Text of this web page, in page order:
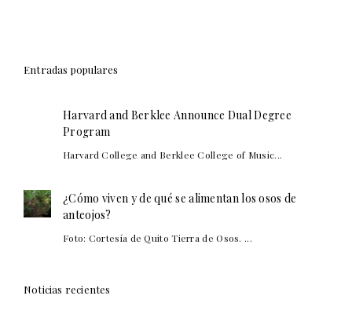
Entradas populares
Harvard and Berklee Announce Dual Degree
Program
Harvard College and Berklee College of Music...
¿Cómo viven y de qué se alimentan los osos de
anteojos?
Foto: Cortesía de Quito Tierra de Osos. ...
Noticias recientes